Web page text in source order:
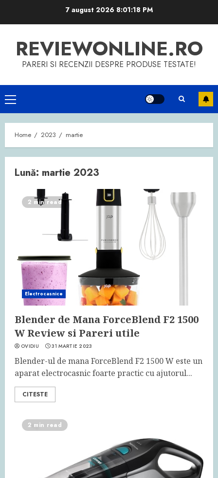
7 august 2026 8:01:18 PM
REVIEWONLINE.RO
PARERI SI RECENZII DESPRE PRODUSE TESTATE!
Primary
Menu
Home 2023 martie
Lună: martie 2023
2 min read
Electrocasnice
Blender de Mana ForceBlend F2 1500
W Review si Pareri utile
OVIDIU 31 MARTIE 2023
Blender-ul de mana ForceBlend F2 1500 W este un
aparat electrocasnic foarte practic cu ajutorul...
CITESTE
2 min read